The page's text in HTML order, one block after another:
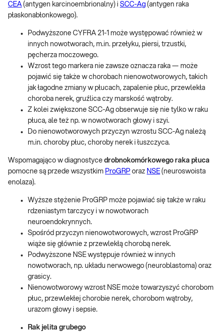
CEA (antygen karcinoembrionalny) i SCC-Ag (antygen raka
płaskonabłonkowego).
Podwyższone CYFRA 21-1 może występować również w
innych nowotworach, m.in. przełyku, piersi, trzustki,
pęcherza moczowego.
Wzrost tego markera nie zawsze oznacza raka — może
pojawić się także w chorobach nienowotworowych, takich
jak łagodne zmiany w płucach, zapalenie płuc, przewlekła
choroba nerek, gruźlica czy marskość wątroby.
Z kolei zwiększone SCC-Ag obserwuje się nie tylko w raku
płuca, ale też np. w nowotworach głowy i szyi.
Do nienowotworowych przyczyn wzrostu SCC-Ag należą
m.in. choroby płuc, choroby nerek i łuszczyca.
Wspomagająco w diagnostyce drobnokomórkowego raka płuca
pomocne są przede wszystkim ProGRP oraz NSE (neuroswoista
enolaza).
Wyższe stężenie ProGRP może pojawiać się także w raku
rdzeniastym tarczycy i w nowotworach
neuroendokrynnych.
Spośród przyczyn nienowotworowych, wzrost ProGRP
wiąże się głównie z przewlekłą chorobą nerek.
Podwyższone NSE występuje również w innych
nowotworach, np. układu nerwowego (neuroblastoma) oraz
grasicy.
Nienowotworowy wzrost NSE może towarzyszyć chorobom
płuc, przewlekłej chorobie nerek, chorobom wątroby,
urazom głowy i sepsie.
Rak jelita grubego